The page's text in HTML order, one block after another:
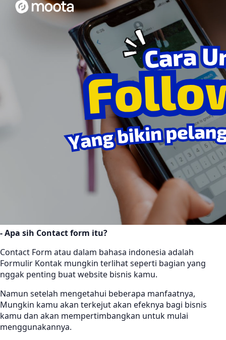
- Apa sih Contact form itu?
Contact Form atau dalam bahasa indonesia adalah
Formulir Kontak mungkin terlihat seperti bagian yang
nggak penting buat website bisnis kamu.
Namun setelah mengetahui beberapa manfaatnya,
Mungkin kamu akan terkejut akan efeknya bagi bisnis
kamu dan akan mempertimbangkan untuk mulai
menggunakannya.